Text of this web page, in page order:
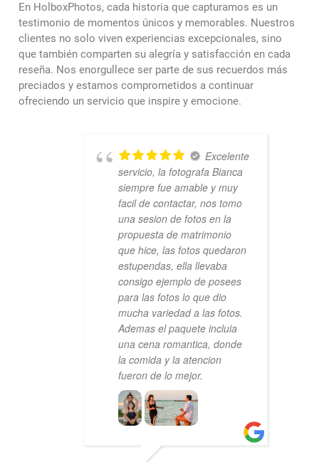
En HolboxPhotos, cada historia que capturamos es un
testimonio de momentos únicos y memorables. Nuestros
clientes no solo viven experiencias excepcionales, sino
que también comparten su alegría y satisfacción en cada
reseña. Nos enorgullece ser parte de sus recuerdos más
preciados y estamos comprometidos a continuar
ofreciendo un servicio que inspire y emocione.
Excelente
servicio, la fotografa Bianca
siempre fue amable y muy
facil de contactar, nos tomo
una sesion de fotos en la
propuesta de matrimonio
que hice, las fotos quedaron
estupendas, ella llevaba
consigo ejemplo de posees
para las fotos lo que dio
mucha variedad a las fotos.
Ademas el paquete incluia
una cena romantica, donde
la comida y la atencion
fueron de lo mejor.